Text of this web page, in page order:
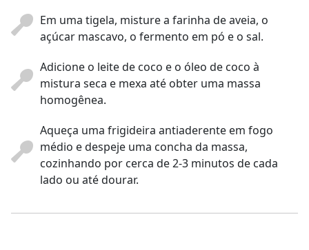
Em uma tigela, misture a farinha de aveia, o
açúcar mascavo, o fermento em pó e o sal.
Adicione o leite de coco e o óleo de coco à
mistura seca e mexa até obter uma massa
homogênea.
Aqueça uma frigideira antiaderente em fogo
médio e despeje uma concha da massa,
cozinhando por cerca de 2-3 minutos de cada
lado ou até dourar.